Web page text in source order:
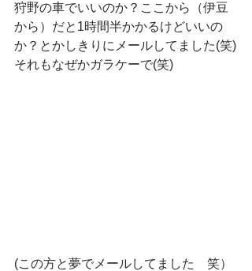
狩野の車でいいのか？ここから（伊豆
から）だと1時間半かかるけどいいの
か？とかしきりにメールしてました(笑)
それもなぜかガラケーで(笑)
(この方と夢でメールしてました　笑）